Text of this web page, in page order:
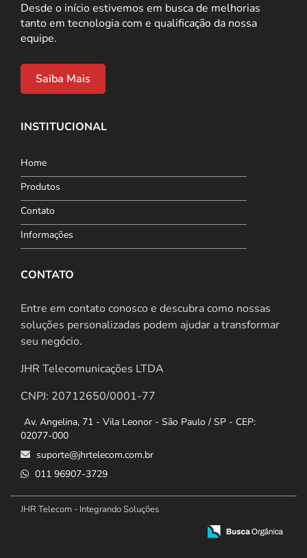
Desde o início estivemos em busca de melhorias
tanto em tecnologia com e qualificação da nossa
equipe.
Saiba Mais
INSTITUCIONAL
Home
Produtos
Contato
Informações
CONTATO
Entre em contato conosco e descubra como nossas
soluções personalizadas podem ajudar a transformar
seu negócio.
JHR Telecomunicações LTDA
CNPJ: 20712650/0001-77
Av. Angelina, 71 - Vila Leonor - São Paulo / SP - CEP:
02077-000
suporte@jhrtelecom.com.br
011 96907-3729
JHR Telecom - Integrando Soluções